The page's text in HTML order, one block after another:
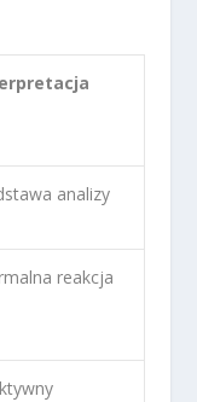
analizy
reakcja